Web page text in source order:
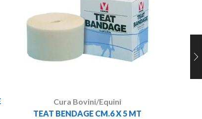
Cura Bovini/Equini
TEAT BENDAGE CM.6 X 5 MT